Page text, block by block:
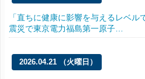
「直ちに健康に影響を与えるレベ
震災で東京電力福島第一原子…
2026.04.21 （火曜日）